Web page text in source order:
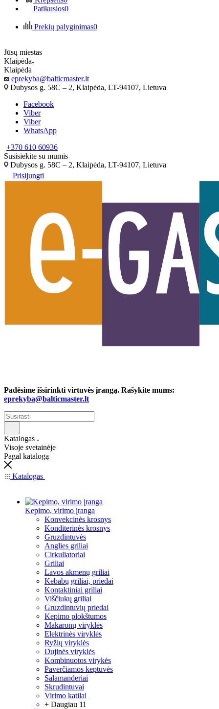
Patikusios0
Prekių palyginimas0
Jūsų miestas
Klaipėda
Klaipėda
eprekyba@balticmaster.lt
Dubysos g. 58C – 2, Klaipėda, LT-94107, Lietuva
Facebook
Viber
Viber
WhatsApp
+370 610 60936
Susisiekite su mumis
Dubysos g. 58C – 2, Klaipėda, LT-94107, Lietuva
Prisijungti
Padėsime išsirinkti virtuvės įrangą. Rašykite mums:
eprekyba@balticmaster.lt
Katalogas
Visoje svetainėje
Pagal katalogą
Katalogas
Kepimo, virimo įranga
Konvekcinės krosnys
Konditerinės krosnys
Gruzdintuvės
Anglies griliai
Cirkuliatoriai
Griliai
Lavos akmenų griliai
Kebabų griliai, priedai
Kontaktiniai griliai
Viščiukų griliai
Gruzdintuvių priedai
Kepimo plokštumos
Makaronų viryklės
Elektrinės viryklės
Ryžių viryklės
Dujinės viryklės
Kombinuotos virykės
Paverčiamos keptuvės
Salamanderiai
Skrudintuvai
Virimo katilai
+ Daugiau 11